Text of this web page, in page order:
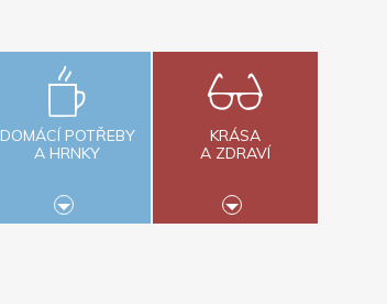
DOMÁCÍ POTŘEBY
A HRNKY
KRÁSA
A ZDRAVÍ